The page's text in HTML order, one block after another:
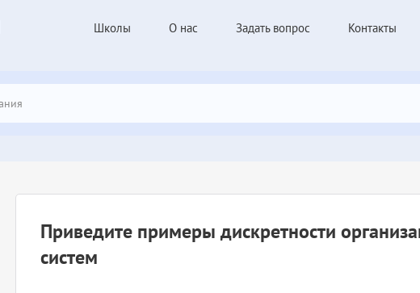
Школы О нас Задать вопрос Контакты
Приведите примеры дискретности
систем